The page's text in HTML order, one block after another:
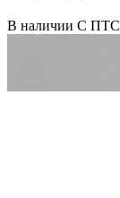
В наличии С ПТС